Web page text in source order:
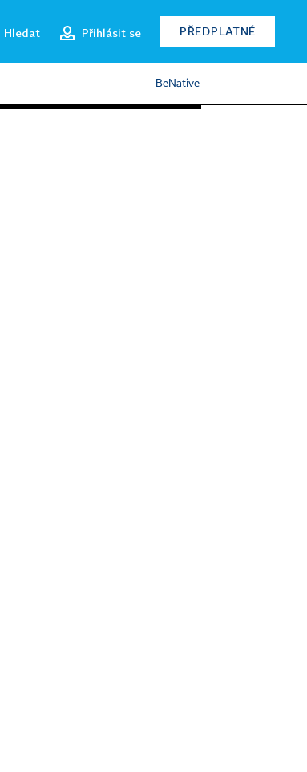
Hledat Přihlásit se PŘEDPLATNÉ
BeNative